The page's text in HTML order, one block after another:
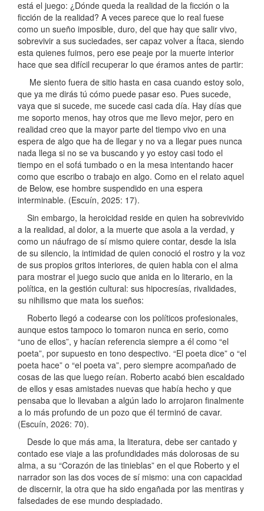
está el juego: ¿Dónde queda la realidad de la ficción o la
ficción de la realidad? A veces parece que lo real fuese
como un sueño imposible, duro, del que hay que salir vivo,
sobrevivir a sus suciedades, ser capaz volver a Ítaca, siendo
esta quienes fuimos, pero ese peaje por la muerte interior
hace que sea difícil recuperar lo que éramos antes de partir:
Me siento fuera de sitio hasta en casa cuando estoy solo,
que ya me dirás tú cómo puede pasar eso. Pues sucede,
vaya que si sucede, me sucede casi cada día. Hay días que
me soporto menos, hay otros que me llevo mejor, pero en
realidad creo que la mayor parte del tiempo vivo en una
espera de algo que ha de llegar y no va a llegar pues nunca
nada llega si no se va buscando y yo estoy casi todo el
tiempo en el sofá tumbado o en la mesa intentando hacer
como que escribo o trabajo en algo. Como en el relato aquel
de Below, ese hombre suspendido en una espera
interminable. (Escuín, 2025: 17).
Sin embargo, la heroicidad reside en quien ha sobrevivido
a la realidad, al dolor, a la muerte que asola a la verdad, y
como un náufrago de sí mismo quiere contar, desde la isla
de su silencio, la intimidad de quien conoció el rostro y la voz
de sus propios gritos interiores, de quien habla con el alma
para mostrar el juego sucio que anida en lo literario, en la
política, en la gestión cultural: sus hipocresías, rivalidades,
su nihilismo que mata los sueños:
Roberto llegó a codearse con los políticos profesionales,
aunque estos tampoco lo tomaron nunca en serio, como
“uno de ellos”, y hacían referencia siempre a él como “el
poeta”, por supuesto en tono despectivo. “El poeta dice” o “el
poeta hace” o “el poeta va”, pero siempre acompañado de
cosas de las que luego reían. Roberto acabó bien escaldado
de ellos y esas amistades nuevas que había hecho y que
pensaba que lo llevaban a algún lado lo arrojaron finalmente
a lo más profundo de un pozo que él terminó de cavar.
(Escuín, 2026: 70).
Desde lo que más ama, la literatura, debe ser cantado y
contado ese viaje a las profundidades más dolorosas de su
alma, a su “Corazón de las tinieblas” en el que Roberto y el
narrador son las dos voces de sí mismo: una con capacidad
de discernir, la otra que ha sido engañada por las mentiras y
falsedades de ese mundo despiadado.